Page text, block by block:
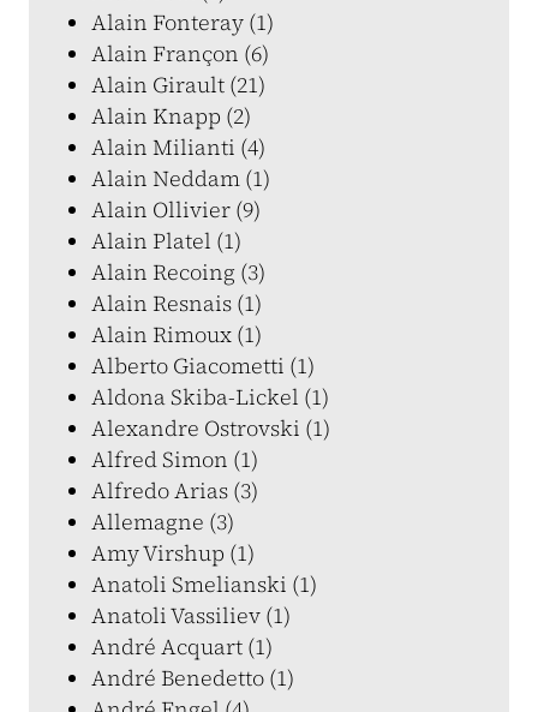
Alain Fonteray (1)
Alain Françon (6)
Alain Girault (21)
Alain Knapp (2)
Alain Milianti (4)
Alain Neddam (1)
Alain Ollivier (9)
Alain Platel (1)
Alain Recoing (3)
Alain Resnais (1)
Alain Rimoux (1)
Alberto Giacometti (1)
Aldona Skiba-Lickel (1)
Alexandre Ostrovski (1)
Alfred Simon (1)
Alfredo Arias (3)
Allemagne (3)
Amy Virshup (1)
Anatoli Smelianski (1)
Anatoli Vassiliev (1)
André Acquart (1)
André Benedetto (1)